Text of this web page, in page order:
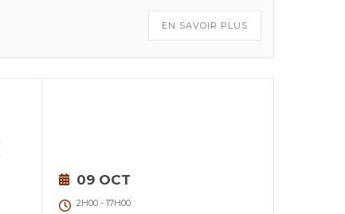
EN SAVOIR PLUS
09 OCT
2H00 - 17H00